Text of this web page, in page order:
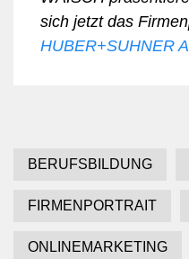
sich jetzt das
HUBER+SUHNER
BERUFSBILDUNG
FIRMENPORTRAIT
ONLINEMARKETING